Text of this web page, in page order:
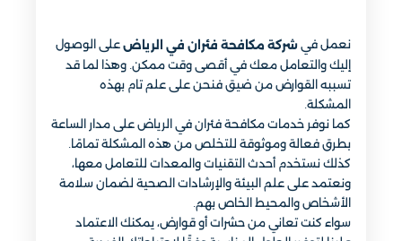
نعمل في شركة مكافحة فئران في الرياض على الوصول
إليك والتعامل معك في أقصى وقت ممكن. وهذا لما قد
تسببه القوارض من ضيق فنحن على علم تام بهذه
المشكلة.
كما نوفر خدمات مكافحة فئران في الرياض على مدار الساعة
بطرق فعالة وموثوقة للتخلص من هذه المشكلة تمامًا.
كذلك نستخدم أحدث التقنيات والمعدات للتعامل معها،
ونعتمد على علم البيئة والإرشادات الصحية لضمان سلامة
الأشخاص والمحيط الخاص بهم.
سواء كنت تعاني من حشرات أو قوارض، يمكنك الاعتماد